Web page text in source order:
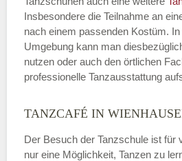
Insbesondere die Teilnahme an
nach einem passenden Kostüm.
Umgebung kann man
nutzen oder auch den örtlichen
professionelle Tanzausstattung
TANZCAFÉ IN
Der Besuch der Tanzschule ist für
nur eine Möglichkeit, Tanzen zu